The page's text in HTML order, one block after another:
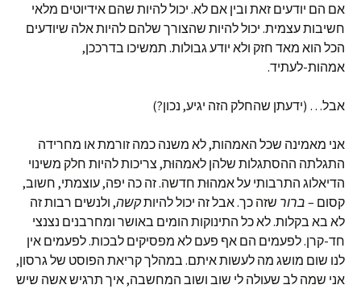
אם הם יודעים זאת ובין אם לא. יכול להיות שהם אידיוטים מלאי
חשיבות עצמית. יכול להיות שהצורך שלהם להיות אלה שיודעים
הכל הוא מאד חזק ולא יודע גבולות. תמשיכו בדרככן,
אמהות-לעתיד.
אבל… (ידעתן שהחלק הזה יגיע, נכון?)
אני מאמינה שכל האמהות, לא משנה כמה זורמת או מחרידה
התגלתה ההסתגלות שלהן לאמהוּת, צריכות להיות חלק משינוי
הדיאלוג התרבותי על אמהוּת חדשה. זה כה יפה, עוצמתי, חשוב,
קסום – ברור שזה כך. אבל זה יכול להיותקשה, ולנשים רבות זה
לא בא בקלות. לא כל התינוקות הומים באושר ומחרבנים נצנצי
חד-קרן. לפעמים הם אף פעם לא מפסיקים לבכות. לפעמים אין
לנו שום מושג מה לעשות איתם. במהלך קריאת הפוסט של גרסון,
אני שמה לב שעולה לי שוב ושוב המחשבה, איך תרגיש אשה שיש